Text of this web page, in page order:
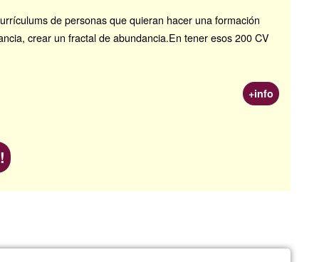
de personas que quieran hacer una formación
crear un fractal de abundancia.En tener esos 200 CV
+info